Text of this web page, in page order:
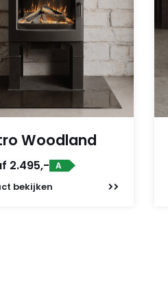
Woodland
2.495,- A
bekijken